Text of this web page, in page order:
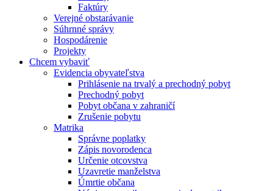
Faktúry
Verejné obstarávanie
Súhrnné správy
Hospodárenie
Projekty
Chcem vybaviť
Evidencia obyvateľstva
Prihlásenie na trvalý a prechodný pobyt
Prechodný pobyt
Pobyt občana v zahraničí
Zrušenie pobytu
Matrika
Správne poplatky
Zápis novorodenca
Určenie otcovstva
Uzavretie manželstva
Úmrtie občana